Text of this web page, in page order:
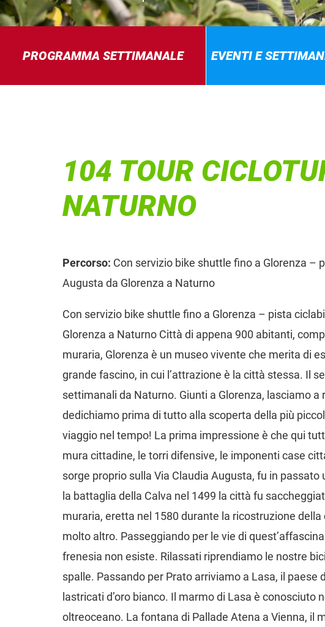
PROGRAMMA SETTIMANALE EVENTI E
104 TOUR
NATURNO
Percorso: Con servizio bike shuttle fino a Glorenza –
Augusta da Glorenza a Naturno
Con servizio bike shuttle fino a Glorenza – pista
Glorenza a Naturno Città di appena 900 abitanti,
muraria, Glorenza è un museo vivente che merita di
grande fascino, in cui l’attrazione è la città stessa. Il
settimanali da Naturno. Giunti a Glorenza, lasciamo a
dedichiamo prima di tutto alla scoperta della più
viaggio nel tempo! La prima impressione è che qui
mura cittadine, le torri difensive, le imponenti case
sorge proprio sulla Via Claudia Augusta, fu in
la battaglia della Calva nel 1499 la città fu
muraria, eretta nel 1580 durante la ricostruzione
molto altro. Passeggiando per le vie di
frenesia non esiste. Rilassati riprendiamo le nostre
spalle. Passando per Prato arriviamo a Lasa, il
lastricati d’oro bianco. Il marmo di Lasa è conosciuto
oltreoceano. La fontana di Pallade Atena a Vienna, il